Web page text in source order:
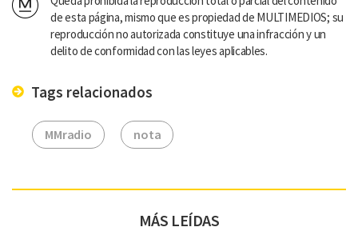
de esta página, mismo que es propiedad de MULTIMEDIOS; su
reproducción no autorizada constituye una infracción y un
delito de conformidad con las leyes aplicables.
Tags relacionados
MMradio nota
MÁS LEÍDAS